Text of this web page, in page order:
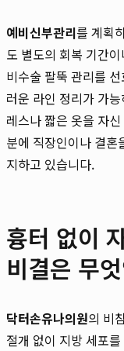
예비신부관리를 계획
도 별도의 회복 기간
비수술 팔뚝 관리를
러운 라인 정리가 가능
레스나 짧은 옷을 자
분에 직장인이나 결혼
지하고 있습니다.
흉터 없이
비결은 무
닥터손유나의원의 비
절개 없이 지방 세포